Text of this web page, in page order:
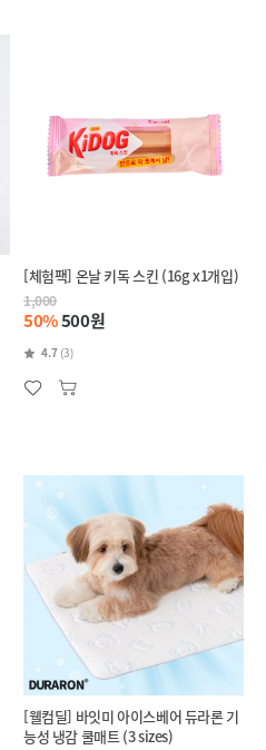
[체험팩] 온날 키독 스킨 (16g x1개입)
1,000
50%500원
4.7 (3)
[웰컴딜] 바잇미 아이스베어 듀라론 기
능성 냉감 쿨매트 (3 sizes)